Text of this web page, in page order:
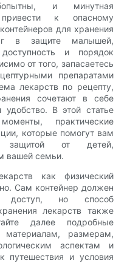
и минутная
к опасному
для хранения
в защите малышей,
и порядок
от того, запасаетесь
препаратами
лекарств по рецепту,
сочетают в себе
удобство. В этой статье
практические
которые помогут вам
защитой от детей,
вашей семьи.
как физический
Сам контейнер должен
доступ, но способ
лекарств также
далее подробные
размерам,
аспектам и
путешествия и условия